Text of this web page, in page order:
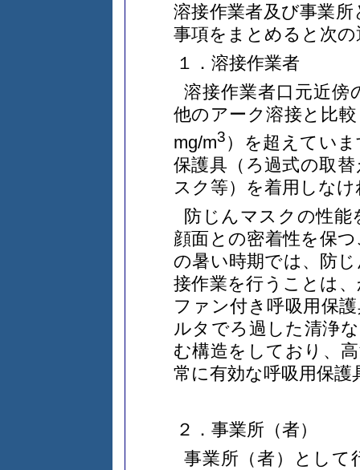
溶接作業者及び事業
事項をまとめると次
１．溶接作業者
溶接作業者口元近傍
他のアーク溶接と比
mg/m3）を超えてい
保護具（ろ過式の取
スク等）を着用しな
防じんマスクの性
顔面との密着性を保
の暑い時期では、防
接作業を行うことは
ファン付き呼吸用保
ルタでろ過した清浄
む構造をしており、
常に有効な呼吸用保
２．事業所（者）
事業所（者）として